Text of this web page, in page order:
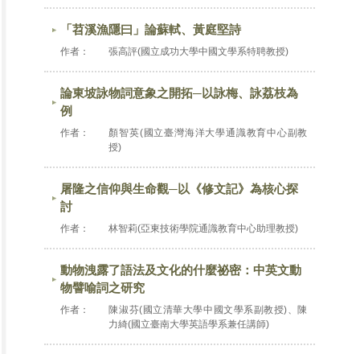
「苕溪漁隱曰」論蘇軾、黃庭堅詩
作者： 張高評(國立成功大學中國文學系特聘教授)
論東坡詠物詞意象之開拓─以詠梅、詠荔枝為
例
作者：
顏智英(國立臺灣海洋大學通識教育中心副教
授)
屠隆之信仰與生命觀─以《修文記》為核心探
討
作者： 林智莉(亞東技術學院通識教育中心助理教授)
動物洩露了語法及文化的什麼祕密：中英文動
物譬喻詞之研究
作者：
陳淑芬(國立清華大學中國文學系副教授)、陳
力綺(國立臺南大學英語學系兼任講師)